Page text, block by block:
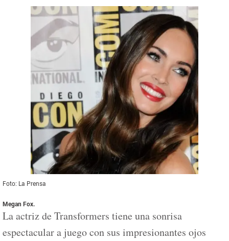
Foto: La Prensa
Megan Fox.
La actriz de Transformers tiene una sonrisa
espectacular a juego con sus impresionantes ojos